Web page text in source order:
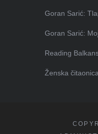
Goran Sarić:
Goran Sarić:
Reading
Ženska